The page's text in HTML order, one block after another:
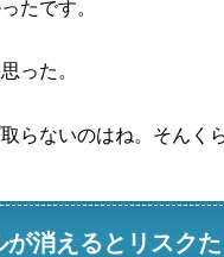
たです。
った。
らないのはね。そんく
が消えるとリスク